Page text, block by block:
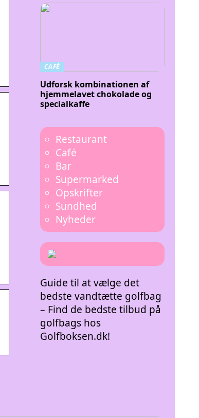
CAFÉ
Udforsk kombinationen af
hjemmelavet chokolade og
specialkaffe
Restaurant
Café
Bar
Supermarked
Opskrifter
Sundhed
Nyheder
Guide til at vælge det
bedste vandtætte golfbag
– Find de bedste tilbud på
golfbags hos
Golfboksen.dk!